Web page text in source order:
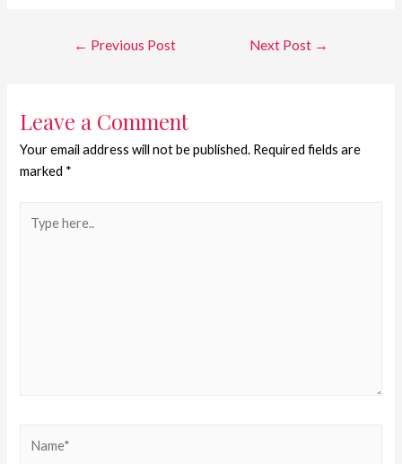
← Previous Post Next Post →
Leave a Comment
Your email address will not be published. Required fields are
marked *